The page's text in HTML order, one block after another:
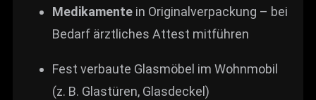
Medikamente in Originalverpackung – bei
Bedarf ärztliches Attest mitführen
Fest verbaute Glasmöbel im Wohnmobil
(z. B. Glastüren, Glasdeckel)